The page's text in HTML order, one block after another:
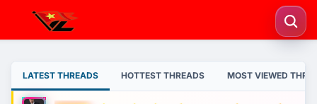
LATEST THREADS HOTTEST THREADS MOST VIEWED